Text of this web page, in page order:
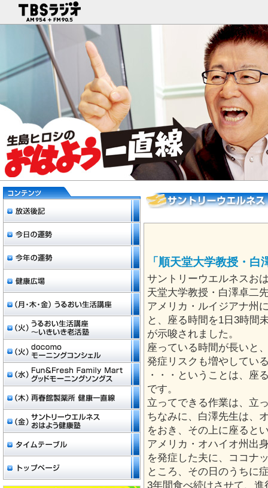
「順天堂大学教授・白
サントリーウエルネスお
天堂大学教授・白澤卓二
アメリカ・ルイジアナ州
と、座る時間を1日3時間
が示唆されました。
座っている時間が長いと
発症リスクも増やしてい
・・・ということは、座
です。
立ってできる作業は、立
ちなみに、白澤先生は、
をおき、その上に座ると
アメリカ・オハイオ州出
を発症した夫に、ココナ
ところ、その日のうちに
3年間食べ続けさせて、